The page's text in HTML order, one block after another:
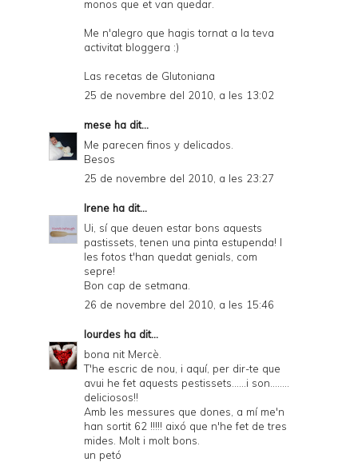
monos que et van quedar.
Me n'alegro que hagis tornat a la teva
activitat bloggera :)
Las recetas de Glutoniana
25 de novembre del 2010, a les 13:02
mese ha dit...
Me parecen finos y delicados.
Besos
25 de novembre del 2010, a les 23:27
Irene ha dit...
Ui, sí que deuen estar bons aquests
pastissets, tenen una pinta estupenda! I
les fotos t'han quedat genials, com
sepre!
Bon cap de setmana.
26 de novembre del 2010, a les 15:46
lourdes ha dit...
bona nit Mercè.
T'he escric de nou, i aquí, per dir-te que
avui he fet aquests pestissets......i son........
deliciosos!!
Amb les messures que dones, a mí me'n
han sortit 62 !!!!! aixó que n'he fet de tres
mides. Molt i molt bons.
un petó